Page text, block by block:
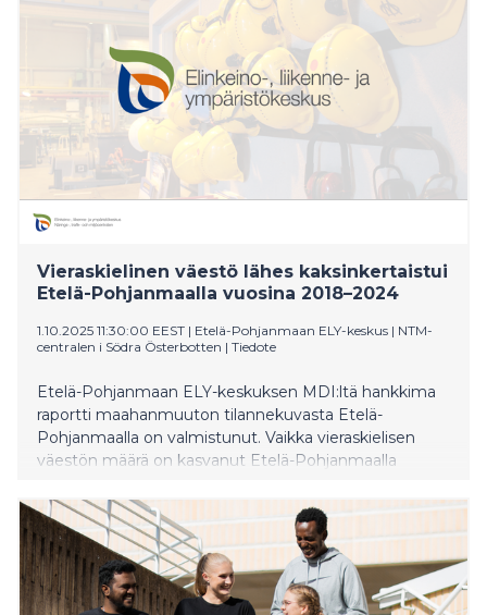
vahvan yhtälön asuntomarkkinoilla.
Vieraskielinen väestö lähes kaksinkertaistui
Etelä-Pohjanmaalla vuosina 2018–2024
1.10.2025 11:30:00 EEST | Etelä-Pohjanmaan ELY-keskus | NTM-
centralen i Södra Österbotten | Tiedote
Etelä-Pohjanmaan ELY-keskuksen MDI:ltä hankkima
raportti maahanmuuton tilannekuvasta Etelä-
Pohjanmaalla on valmistunut. Vaikka vieraskielisen
väestön määrä on kasvanut Etelä-Pohjanmaalla
kansainvälistymisessä muuhun maahan verrattuna.
Samalla alueen kokonaisväkiluku jatkaa laskuaan.